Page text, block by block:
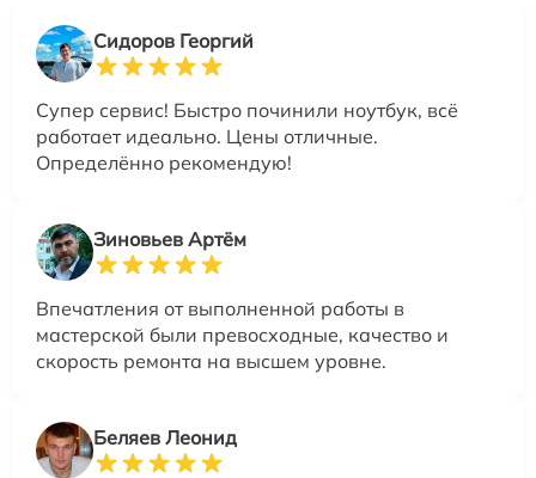
Сидоров Георгий
Супер сервис! Быстро починили ноутбук, всё
работает идеально. Цены отличные.
Определённо рекомендую!
Зиновьев Артём
Впечатления от выполненной работы в
мастерской были превосходные, качество и
скорость ремонта на высшем уровне.
Беляев Леонид